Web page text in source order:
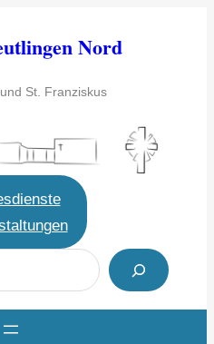
Nord
St. Franziskus